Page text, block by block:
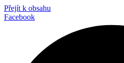
Přejít k obsahu
Facebook